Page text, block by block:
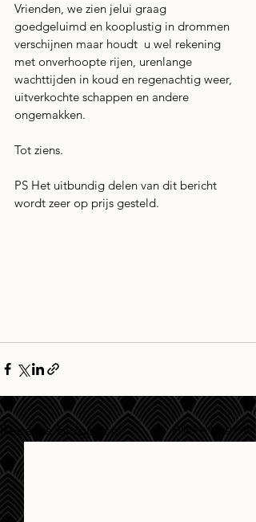
Vrienden, we zien jelui graag
goedgeluimd en kooplustig in drommen
verschijnen maar houdt  u wel rekening
met onverhoopte rijen, urenlange
wachttijden in koud en regenachtig weer,
uitverkochte schappen en andere
ongemakken.
Tot ziens.
PS Het uitbundig delen van dit bericht
wordt zeer op prijs gesteld.
Recente blogposts Alles weergeven